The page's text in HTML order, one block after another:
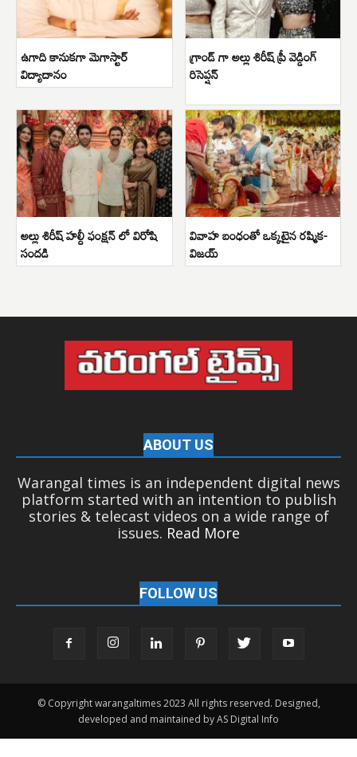
ఉగాది కానుకగా మెగాస్టార్
విద్యాదానం
గ్రాండ్ గా అల్లు శిరీష్ ప్రీ వెడ్డింగ్
రిసెప్షన్
అల్లు శిరీష్ హల్దీ ఫంక్షన్ లో విరోషి
సందడి
వివాహ బంధంతో ఒక్కటైన రష్మిక-
విజయ్
ABOUT US
Warangal times is an independent digital news
platform started with an intention to publish
stories & telecast videos on a wide range of
issues. Read More
FOLLOW US
© Copyright warangaltimes 2023 All rights reserved. Designed,
developed and maintained by AS Digital Info